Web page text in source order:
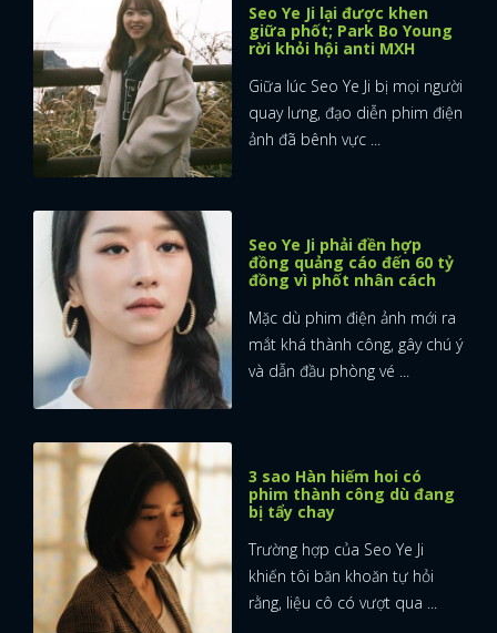
Seo Ye Ji lại được khen
giữa phốt; Park Bo Young
rời khỏi hội anti MXH
Giữa lúc Seo Ye Ji bị mọi người
quay lưng, đạo diễn phim điện
ảnh đã bênh vực ...
Seo Ye Ji phải đền hợp
đồng quảng cáo đến 60 tỷ
đồng vì phốt nhân cách
Mặc dù phim điện ảnh mới ra
mắt khá thành công, gây chú ý
và dẫn đầu phòng vé ...
3 sao Hàn hiếm hoi có
phim thành công dù đang
bị tẩy chay
Trường hợp của Seo Ye Ji
khiến tôi băn khoăn tự hỏi
rằng, liệu cô có vượt qua ...